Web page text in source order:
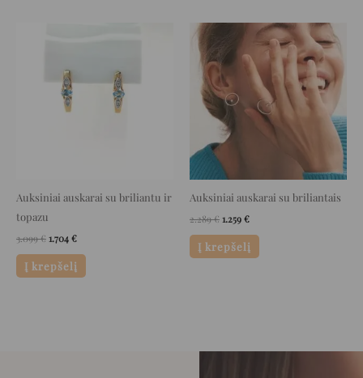
Auksiniai auskarai su briliantu ir
topazu
3.099€1.704€
Į krepšelį
Auksiniai auskarai su briliantais
2.289€
price
2.289 €.
1.259€
Current
price
1.259 €.
Į krepšelį